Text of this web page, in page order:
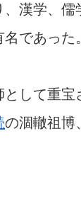
漢学、
であった。
して重
の涸轍祖博